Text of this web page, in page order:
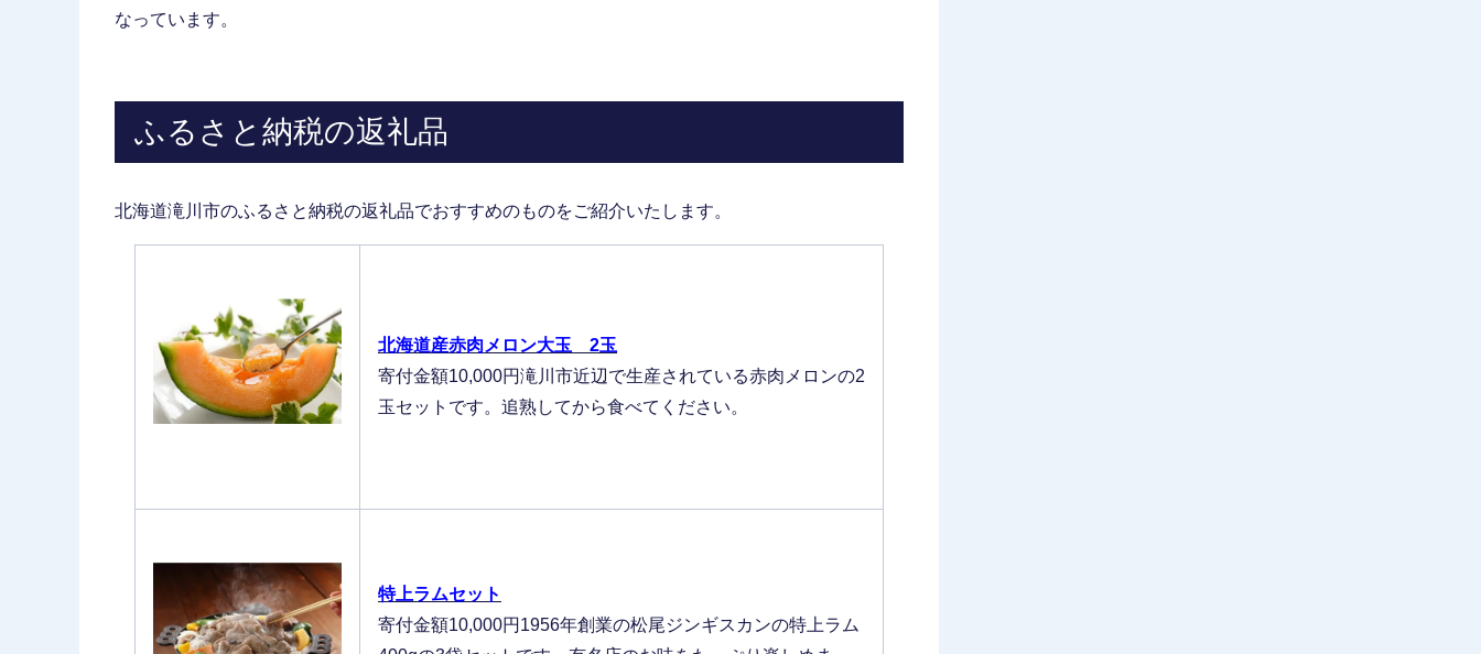
なっています。
ふるさと納税の返礼品
北海道滝川市のふるさと納税の返礼品でおすすめのものをご紹介いたします。
北海道産赤肉メロン大玉 2玉
寄付金額10,000円滝川市近辺で生産されている赤肉メロンの2
玉セットです。追熟してから食べてください。
特上ラムセット
寄付金額10,000円1956年創業の松尾ジンギスカンの特上ラム